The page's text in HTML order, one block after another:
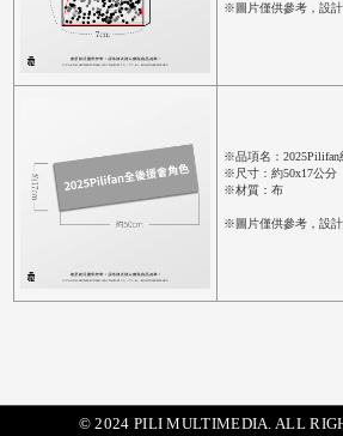
※圖片僅供參考，設計
※品項名：2025Pilifan
※尺寸：約50x17公分
※材質：布
※圖片僅供參考，設計
© 2024 PILI MULTIMEDIA. ALL